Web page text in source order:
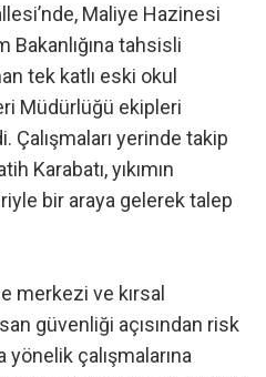
Maliye Hazinesi
Bakanlığına tahsisli
tek katlı eski okul
Müdürlüğü ekipleri
Çalışmaları yerinde takip
Karabatı, yıkımın
bir araya gelerek talep
merkezi ve kırsal
güvenliği açısından risk
çalışmalarına